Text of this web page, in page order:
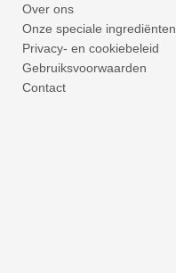
Over ons
Onze speciale ingrediënten
Privacy- en cookiebeleid
Gebruiksvoorwaarden
Contact